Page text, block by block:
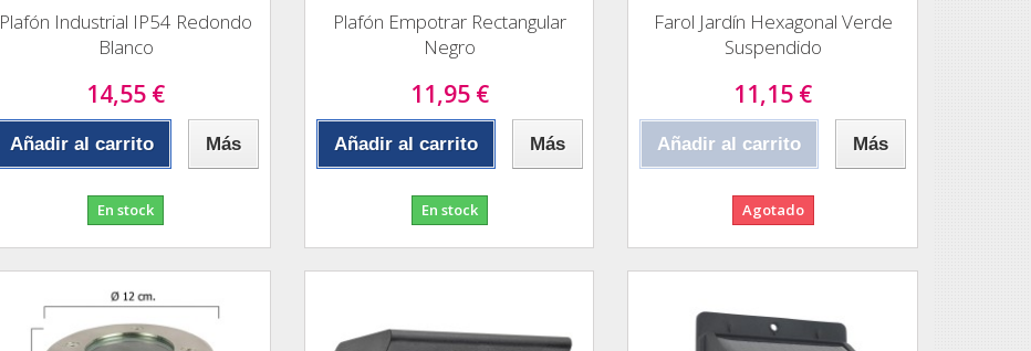
Plafón Industrial IP54 Redondo
Blanco
14,55 €
Añadir al carrito Más
En stock
Plafón Empotrar Rectangular
Negro
11,95 €
Añadir al carrito Más
En stock
Farol Jardín Hexagonal Verde
Suspendido
11,15 €
Añadir al carrito Más
Agotado